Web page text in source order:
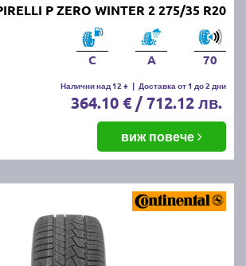
P ZERO WINTER 2 275/35 R20
C A 70
Налични над 12 + | Доставка от 1 до 2 дни
364.10 € / 712.12 лв.
виж повече